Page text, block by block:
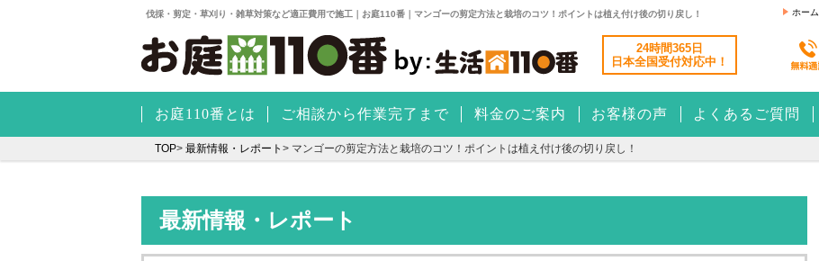
伐採・剪定・草刈り・雑草対策など適正費用で施工｜お庭110番｜マンゴーの剪定方法と栽培のコツ！ポイントは植え付け後の切り戻し！ ホーム
24時間365日
日本全国受付対応中！
お庭110番とは ご相談から作業完了まで 料金のご案内 お客様の声 よくあるご質問
TOP> 最新情報・レポート > マンゴーの剪定方法と栽培のコツ！ポイントは植え付け後の切り戻し！
最新情報・レポート